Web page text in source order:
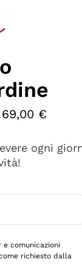
prezzo. Le
€
ogni
comunicazioni
richiesto dalla